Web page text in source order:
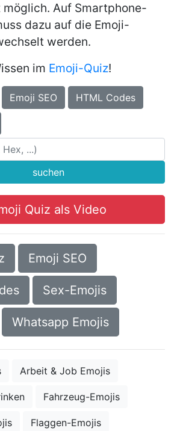
möglich. Auf Smartphone-
dazu auf die Emoji-
werden.
im Emoji-Quiz!
Emoji SEO HTML Codes
suchen
Quiz als Video
Emoji SEO
Sex-Emojis
Whatsapp Emojis
Arbeit & Job Emojis
Fahrzeug-Emojis
Flaggen-Emojis